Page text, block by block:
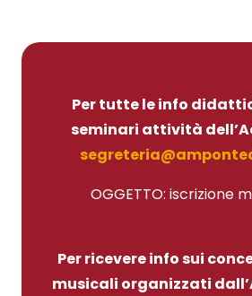
Per tutte le info
seminari attività
OGGETTO: iscrizione
Per ricevere info sui
musicali organizzati